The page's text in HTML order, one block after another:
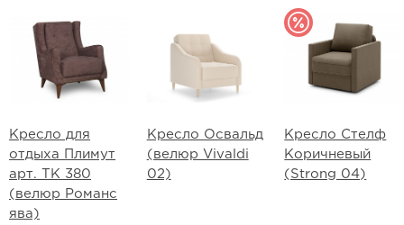
Кресло для
отдыха Плимут
арт. ТК 380
(велюр Романс
ява)
Кресло Освальд
(велюр Vivaldi
02)
Кресло Стелф
Коричневый
(Strong 04)